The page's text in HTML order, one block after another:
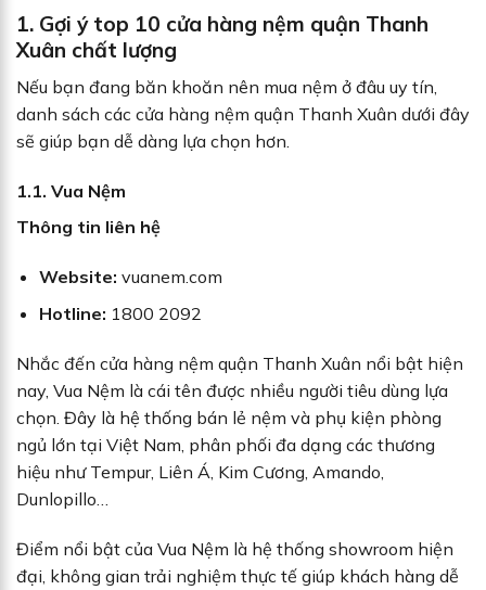
1. Gợi ý top 10 cửa hàng nệm quận Thanh
Xuân chất lượng
Nếu bạn đang băn khoăn nên mua nệm ở đâu uy tín,
danh sách các cửa hàng nệm quận Thanh Xuân dưới đây
sẽ giúp bạn dễ dàng lựa chọn hơn.
1.1. Vua Nệm
Thông tin liên hệ
Website: vuanem.com
Hotline: 1800 2092
Nhắc đến cửa hàng nệm quận Thanh Xuân nổi bật hiện
nay, Vua Nệm là cái tên được nhiều người tiêu dùng lựa
chọn. Đây là hệ thống bán lẻ nệm và phụ kiện phòng
ngủ lớn tại Việt Nam, phân phối đa dạng các thương
hiệu như Tempur, Liên Á, Kim Cương, Amando,
Dunlopillo…
Điểm nổi bật của Vua Nệm là hệ thống showroom hiện
đại, không gian trải nghiệm thực tế giúp khách hàng dễ